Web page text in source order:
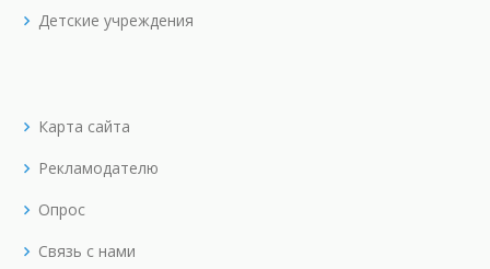
Детские учреждения
Карта сайта
Рекламодателю
Опрос
Связь с нами